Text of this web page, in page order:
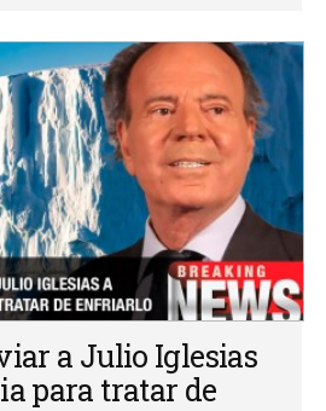
a Julio Iglesias
para tratar de